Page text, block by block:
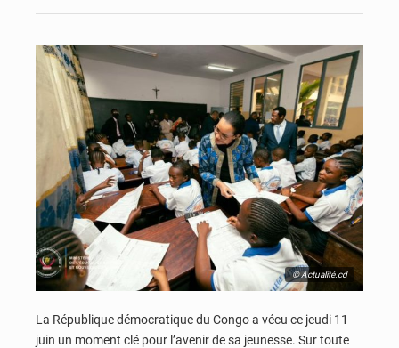
© Actualité.cd
La République démocratique du Congo a vécu ce jeudi 11
juin un moment clé pour l’avenir de sa jeunesse. Sur toute